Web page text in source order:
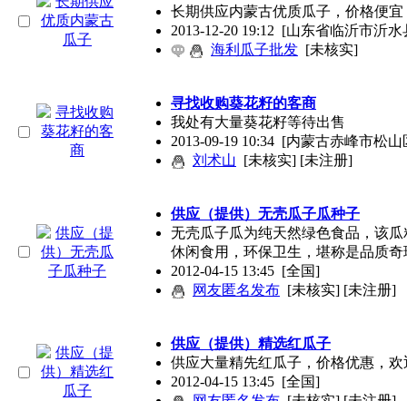
长期供应内蒙古优质瓜子，价格便
2013-12-20 19:12 [山东省临沂市沂水
海利瓜子批发 [未核实]
寻找收购葵花籽的客商
我处有大量葵花籽等待出售
2013-09-19 10:34 [内蒙古赤峰市松山
刘术山 [未核实] [未注册]
供应（提供）无壳瓜子瓜种子
无壳瓜子瓜为纯天然绿色食品，该
休闲食用，环保卫生，堪称是品质奇
2012-04-15 13:45 [全国]
网友匿名发布 [未核实] [未注册]
供应（提供）精选红瓜子
供应大量精先红瓜子，价格优惠，欢
2012-04-15 13:45 [全国]